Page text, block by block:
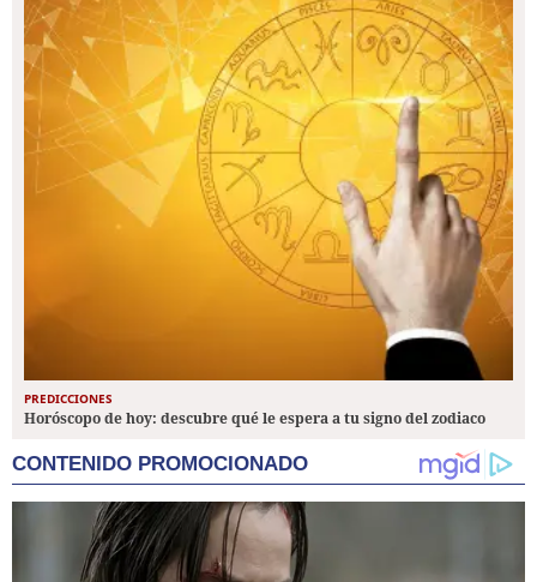
PREDICCIONES
Horóscopo de hoy: descubre qué le espera a tu signo del zodiaco
CONTENIDO PROMOCIONADO